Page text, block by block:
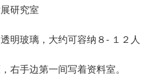
研究室
玻璃，大约可容纳８- １２人
右手边第一间写着资料室。